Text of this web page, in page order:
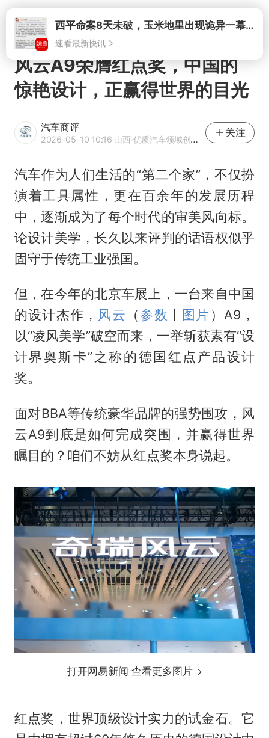
打开
风云A9荣膺红点奖，中国的
惊艳设计，正赢得世界的目光
汽车商评
2026-05-10 10:16·山西·优质汽车领域创作者
关注
汽车作为人们生活的“第二个家”，不仅扮
演着工具属性，更在百余年的发展历程
中，逐渐成为了每个时代的审美风向标。
论设计美学，长久以来评判的话语权似乎
固守于传统工业强国。
但，在今年的北京车展上，一台来自中国
的设计杰作， 风云 （参数 图片 ）A9，
以“凌风美学”破空而来，一举斩获素有“设
计界奥斯卡”之称的德国红点产品设计
奖。
面对BBA等传统豪华品牌的强势围攻，风
云A9到底是如何完成突围，并赢得世界
瞩目的？咱们不妨从红点奖本身说起。
打开网易新闻 查看更多图片
红点奖，世界顶级设计实力的试金石。它